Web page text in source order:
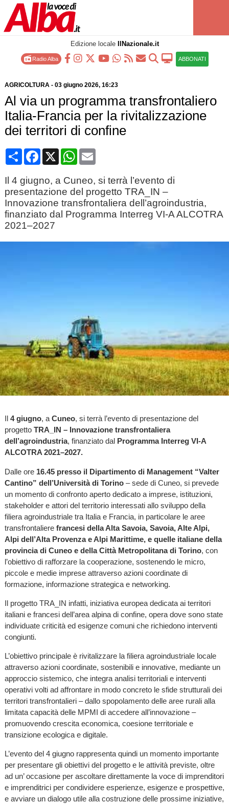
Edizione locale IlNazionale.it
Radio Alba ABBONATI
AGRICOLTURA- 03 giugno 2026, 16:23
Al via un programma transfrontaliero
Italia-Francia per la rivitalizzazione
dei territori di confine
CondividiFacebook
X WhatsApp
Email
Il 4 giugno, a Cuneo, si terrà l’evento di
presentazione del progetto TRA_IN –
Innovazione transfrontaliera dell’agroindustria,
finanziato dal Programma Interreg VI-A ALCOTRA
2021–2027
4 giugno, aCuneo, si terrà l’evento di presentazione del
progetto TRA_IN – Innovazione transfrontaliera
dell’agroindustria, finanziato dal Programma Interreg VI-A
ALCOTRA 2021–2027.
Dalle ore 16.45 presso il Dipartimento di Management “Valter
Cantino” dell’Università di Torino– sede di Cuneo, si prevede
un momento di confronto aperto dedicato a imprese, istituzioni,
stakeholder e attori del territorio interessati allo sviluppo della
filiera agroindustriale tra Italia e Francia, in particolare le aree
transfrontaliere francesi della Alta Savoia, Savoia, Alte Alpi,
Alpi dell’Alta Provenza e Alpi Marittime, e quelle italiane della
provincia di Cuneo e della Città Metropolitana di Torino, con
l’obiettivo di rafforzare la cooperazione, sostenendo le micro,
piccole e medie imprese attraverso azioni coordinate di
formazione, informazione strategica e networking.
Il progetto TRA_IN infatti, iniziativa europea dedicata ai territori
italiani e francesi dell’area alpina di confine, opera dove sono state
individuate criticità ed esigenze comuni che richiedono interventi
congiunti.
L’obiettivo principale è rivitalizzare la filiera agroindustriale locale
attraverso azioni coordinate, sostenibili e innovative, mediante un
approccio sistemico, che integra analisi territoriali e interventi
operativi volti ad affrontare in modo concreto le sfide strutturali dei
territori transfrontalieri – dallo spopolamento delle aree rurali alla
limitata capacità delle MPMI di accedere all’innovazione –
promuovendo crescita economica, coesione territoriale e
transizione ecologica e digitale.
L’evento del 4 giugno rappresenta quindi un momento importante
per presentare gli obiettivi del progetto e le attività previste, oltre
ad un’ occasione per ascoltare direttamente la voce di imprenditori
e imprenditrici per condividere esperienze, esigenze e prospettive,
e avviare un dialogo utile alla costruzione delle prossime iniziative,